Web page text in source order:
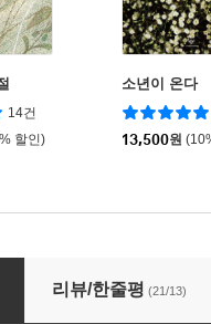
14건
할인)
소년이 온다
13,500원
깊어지면
리뷰/한줄평 (21/13)